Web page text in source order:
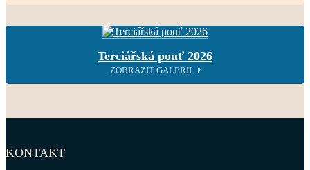
Terciářská pouť 2026
ZOBRAZIT GALERII
KONTAKT